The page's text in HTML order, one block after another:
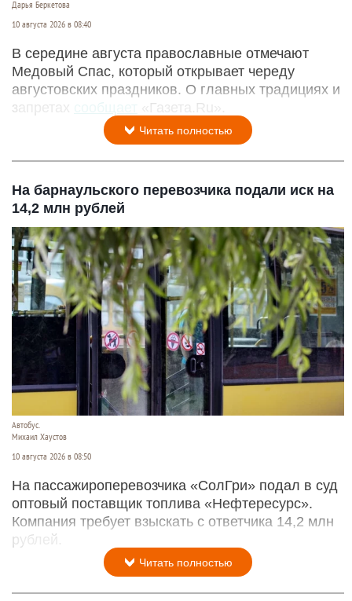
Дарья Беркетова
10 августа 2026 в 08:40
В середине августа православные отмечают
Медовый Спас, который открывает череду
августовских праздников. О главных традициях и
запретах
сообщает «Газета.Ru».
Читать полностью
На барнаульского перевозчика подали иск на
14,2 млн рублей
Автобус.
Михаил Хаустов
10 августа 2026 в 08:50
На пассажироперевозчика «СолГри» подал в суд
оптовый поставщик топлива «Нефтересурс».
Компания требует взыскать с ответчика 14,2 млн
рублей.
Читать полностью